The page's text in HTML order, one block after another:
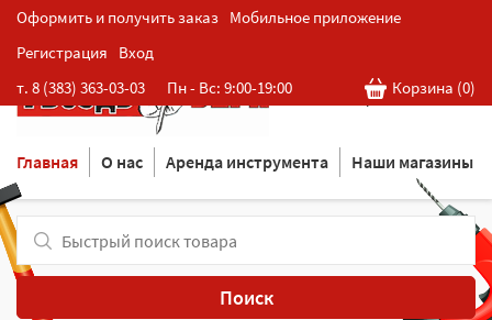
Оформить и получить заказ Мобильное приложение
Регистрация
Вход
т. 8 (383) 363-03-03
Пн - Вс: 9:00-19:00 Корзина (0)
Розничная cеть магазинов
в Новосибирске
Главная О нас Аренда инструмента Наши магазины
Поиск